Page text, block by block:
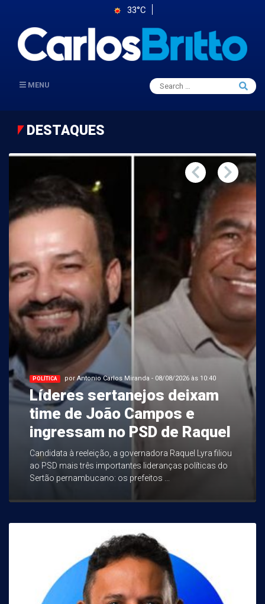
33°C
MENU
Search
for:
Search
DESTAQUES
POLÍTICA por Antonio Carlos Miranda - 08/08/2026 às 10:40
Líderes sertanejos deixam
time de João Campos e
ingressam no PSD de Raquel
Candidata à reeleição, a governadora Raquel Lyra filiou
ao PSD mais três importantes lideranças políticas do
Sertão pernambucano: os prefeitos ...